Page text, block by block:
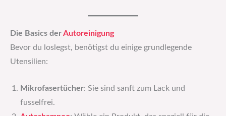
Die Basics der Autoreinigung
Bevor du loslegst, benötigst du einige grundlegende
Utensilien:
Mikrofasertücher: Sie sind sanft zum Lack und
fusselfrei.